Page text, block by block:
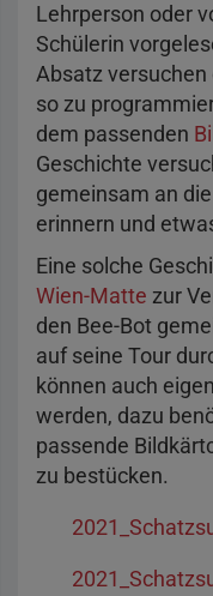
Lehrperson oder
Schülerin
Absatz versuchen
so zu
dem passenden
Geschichte
gemeinsam an
erinnern und
Eine solche
Wien-Matte zur
den Bee-Bot
auf seine Tour
können auch
werden, dazu
passende
zu bestücken.